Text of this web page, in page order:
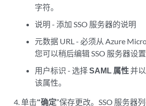
字符。
说明 - 添加 SSO 服务器的说明
元数据 URL - 必须从 Azure
您可以稍后编辑 SSO 服务器设置
用户标识 - 选择SAML 属性并
该属性。
单击“确定”保存更改。SSO 服务器